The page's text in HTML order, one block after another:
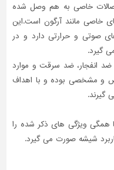
خاصی به هم وصل شده
خاصی مانند آرگون است.این
صوتی و حرارتی دارد و در
گیرد.
انفجار، ضد سرقت و موارد
و مشخصی بوده و با اهداف
گیرند.
همگی ویژگی های ذکر شده را
شیشه صورت می گیرد.